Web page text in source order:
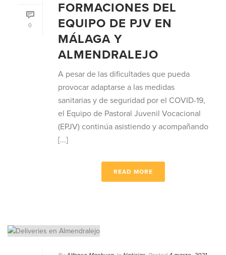
0
FORMACIONES DEL
EQUIPO DE PJV EN
MÁLAGA Y
ALMENDRALEJO
A pesar de las dificultades que pueda
provocar adaptarse a las medidas
sanitarias y de seguridad por el COVID-19,
el Equipo de Pastoral Juvenil Vocacional
(EPJV) continúa asistiendo y acompañando
[...]
READ MORE